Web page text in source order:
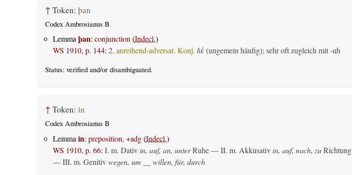
↑ Token: þan
Codex Ambrosianus B
Lemmaþan: conjunction(Indecl.)
WS 1910, p. 144: 2. anreihend-adversat. Konj. δέ (ungemein häufig); sehr oft zugleich mit -uh
Status: verifiedand/or disambiguated.
↑ Token: in
Codex Ambrosianus B
Lemma in: preposition, +adg(Indecl.)
WS 1910, p. 66: I. m. Dativ in, auf, an, unterRuhe — II. m. Akkusativ in, auf, nach, zuRichtung
— III. m. Genitiv wegen, um __ willen, für, durch